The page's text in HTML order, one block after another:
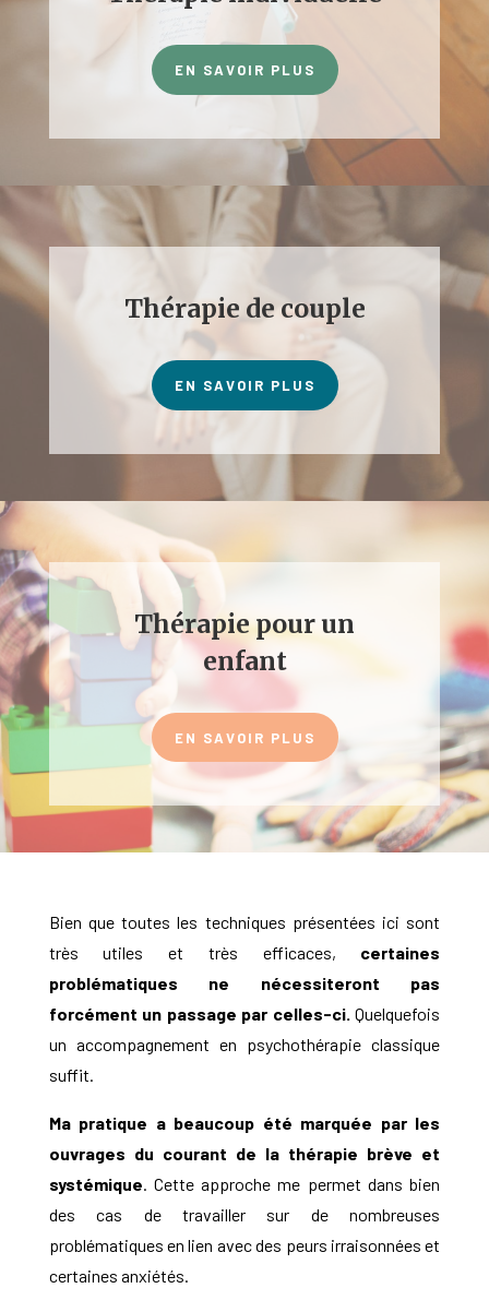
EN SAVOIR PLUS
Thérapie de couple
EN SAVOIR PLUS
Thérapie pour un
enfant
EN SAVOIR PLUS
Bien que toutes les techniques présentées ici sont
très utiles et très efficaces, certaines
problématiques ne nécessiteront pas
forcément un passage par celles-ci. Quelquefois
un accompagnement en psychothérapie classique
suffit.
Ma pratique a beaucoup été marquée par les
ouvrages du courant de la thérapie brève et
systémique. Cette approche me permet dans bien
des cas de travailler sur de nombreuses
problématiques en lien avec des peurs irraisonnées et
certaines anxiétés.